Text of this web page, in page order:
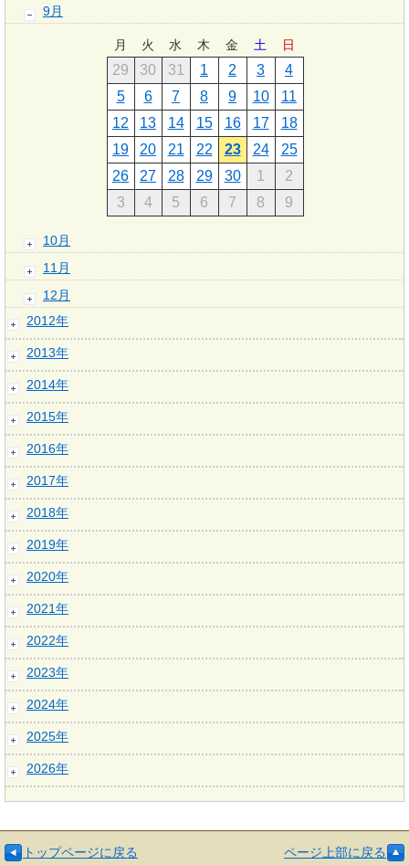
9月
月 火 水 木 金 土 日
29 30 31 1 2 3
4
5
6 7 8 9 10
11
12
13 14 15 16 17
18
19
20 21 22 23 24
25
26
27 28 29 30 1
2
3
4 5 6 7 8 9
10月
11月
12月
2012年
2013年
2014年
2015年
2016年
2017年
2018年
2019年
2020年
2021年
2022年
2023年
2024年
2025年
2026年
トップページに戻る ページ上部に戻る